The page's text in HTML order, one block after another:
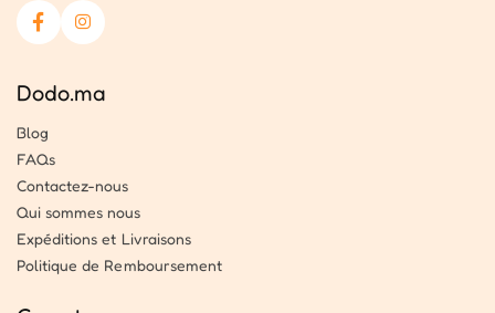
Dodo.ma
Blog
FAQs
Contactez-nous
Qui sommes nous
Expéditions et Livraisons
Politique de Remboursement